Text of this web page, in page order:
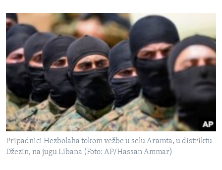
Pripadnici Hezbolaha tokom vežbe u selu Aramta, u distriktu
Džezin, na jugu Libana (Foto: AP/Hassan Ammar)